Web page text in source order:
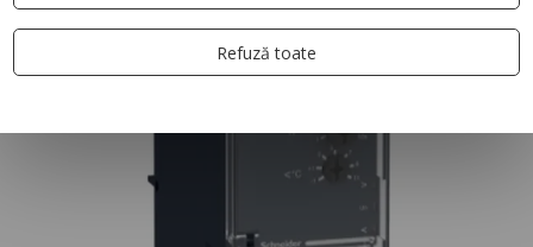
Refuză toate